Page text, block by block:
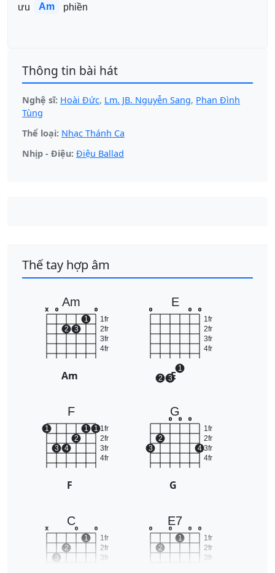
ưu
Am phiền
Thông tin bài hát
Nghệ sĩ: Hoài Đức, Lm. JB. Nguyễn Sang, Phan Đình
Tùng
Thể loại: Nhạc Thánh Ca
Nhịp - Điệu: Điệu Ballad
Thế tay hợp âm
Am
1fr
2fr
3fr
4fr
x o
2 3
1
o
Am
E
1fr
2fr
3fr
4fr
o
2 3
1
o o
E
F
1fr
2fr
3fr
4fr
1
3 4
2
1 1
F
G
1fr
2fr
3fr
4fr
3
2
o o o
4
G
C
1fr
2fr
3fr
x
3
2
o
1
o
E7
1fr
2fr
3fr
o
2
o
1
o o